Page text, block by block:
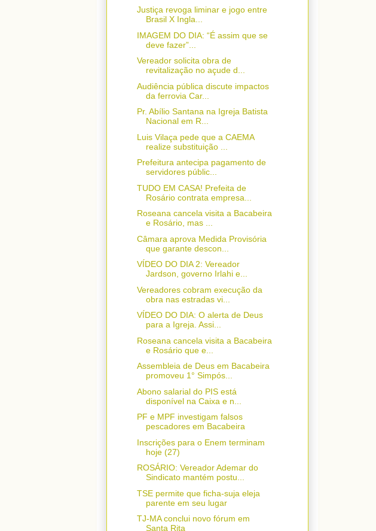
Justiça revoga liminar e jogo entre
Brasil X Ingla...
IMAGEM DO DIA: “É assim que se
deve fazer”...
Vereador solicita obra de
revitalização no açude d...
Audiência pública discute impactos
da ferrovia Car...
Pr. Abílio Santana na Igreja Batista
Nacional em R...
Luis Vilaça pede que a CAEMA
realize substituição ...
Prefeitura antecipa pagamento de
servidores públic...
TUDO EM CASA! Prefeita de
Rosário contrata empresa...
Roseana cancela visita a Bacabeira
e Rosário, mas ...
Câmara aprova Medida Provisória
que garante descon...
VÍDEO DO DIA 2: Vereador
Jardson, governo Irlahi e...
Vereadores cobram execução da
obra nas estradas vi...
VÍDEO DO DIA: O alerta de Deus
para a Igreja. Assi...
Roseana cancela visita a Bacabeira
e Rosário que e...
Assembleia de Deus em Bacabeira
promoveu 1° Simpós...
Abono salarial do PIS está
disponível na Caixa e n...
PF e MPF investigam falsos
pescadores em Bacabeira
Inscrições para o Enem terminam
hoje (27)
ROSÁRIO: Vereador Ademar do
Sindicato mantém postu...
TSE permite que ficha-suja eleja
parente em seu lugar
TJ-MA conclui novo fórum em
Santa Rita